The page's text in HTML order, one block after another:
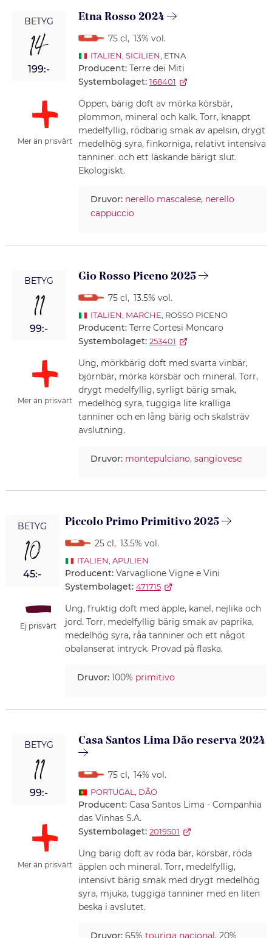
BETYG
14
199:-
Mer än prisvärt
Etna Rosso 2024
75 cl, 13% vol.
ITALIEN, SICILIEN, ETNA
Producent: Terre dei Miti
Systembolaget: 168401
Öppen, bärig doft av mörka körsbär,
plommon, mineral och kalk. Torr, knappt
medelfyllig, rödbärig smak av apelsin, drygt
medelhög syra, finkorniga, relativt intensiva
tanniner. och ett läskande bärigt slut.
Ekologiskt.
Druvor: nerello mascalese, nerello
cappuccio
BETYG
11
99:-
Mer än prisvärt
Gio Rosso Piceno 2025
75 cl, 13.5% vol.
ITALIEN, MARCHE, ROSSO PICENO
Producent: Terre Cortesi Moncaro
Systembolaget: 253401
Ung, mörkbärig doft med svarta vinbär,
björnbär, mörka körsbär och mineral. Torr,
drygt medelfyllig, syrligt bärig smak,
medelhög syra, tuggiga lite kralliga
tanniner och en lång bärig och skalsträv
avslutning.
Druvor: montepulciano, sangiovese
BETYG
10
45:-
Ej prisvärt
Piccolo Primo Primitivo 2025
25 cl, 13.5% vol.
ITALIEN, APULIEN
Producent: Varvaglione Vigne e Vini
Systembolaget: 471715
Ung, fruktig doft med äpple, kanel, nejlika och
jord. Torr, medelfyllig bärig smak av paprika,
medelhög syra, råa tanniner och ett något
obalanserat intryck. Provad på flaska.
Druvor:100% primitivo
BETYG
11
99:-
Mer än prisvärt
Casa Santos Lima Dão reserva 2024
75 cl, 14% vol.
PORTUGAL, DÃO
Producent: Casa Santos Lima - Companhia
das Vinhas S.A.
Systembolaget: 2019501
Ung bärig doft av röda bär, körsbär, röda
äpplen och mineral. Torr, medelfyllig,
intensivt bärig smak med drygt medelhög
syra, mjuka, tuggiga tanniner med en liten
beska i avslutet.
Druvor:65% touriga nacional, 20%